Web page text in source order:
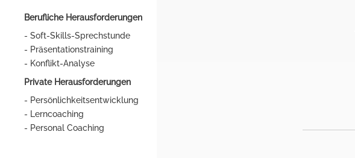
Berufliche Herausforderungen
Soft-Skills-Sprechstunde
Präsentationstraining
Konflikt-Analyse
Private Herausforderungen
Persönlichkeitsentwicklung
Lerncoaching
Personal Coaching